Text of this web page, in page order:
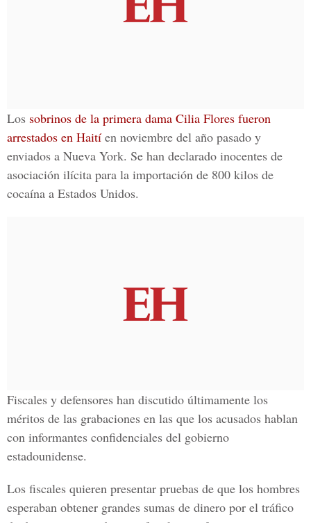
Los sobrinos de la primera dama Cilia Flores fueron
arrestados en Haití en noviembre del año pasado y
enviados a Nueva York. Se han declarado inocentes de
asociación ilícita para la importación de 800 kilos de
cocaína a Estados Unidos.
Fiscales y defensores han discutido últimamente los
méritos de las grabaciones en las que los acusados hablan
con informantes confidenciales del gobierno
estadounidense.
Los fiscales quieren presentar pruebas de que los hombres
esperaban obtener grandes sumas de dinero por el tráfico